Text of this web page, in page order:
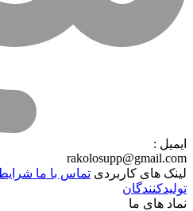
ایمیل :
rakolosupp@gmail.com
لینک های کاربردی تماس با ما
تولیدکنندگان
نماد های ما